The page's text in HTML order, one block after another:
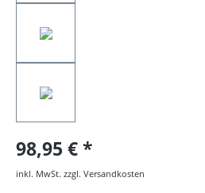
98,95 €
inkl. MwSt. zzgl. Versandkosten